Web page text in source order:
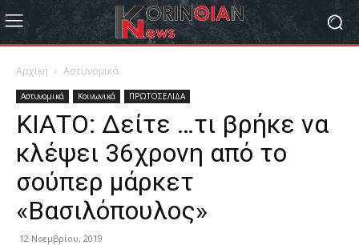
Αρχική Αστυνομικά
Αστυνομικά Κοινωνικά ΠΡΩΤΟΣΕΛΙΔΑ
ΚΙΑΤΟ: Δείτε …τι βρήκε να
κλέψει 36χρονη από το
σούπερ μάρκετ
«Βασιλόπουλος»
12 Νοεμβρίου, 2019